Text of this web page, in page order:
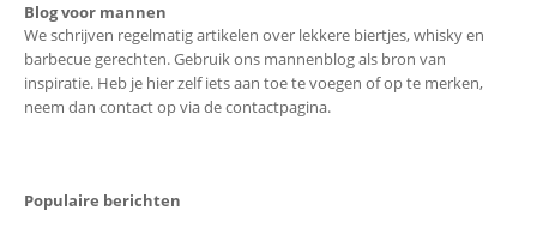
Blog voor mannen
We schrijven regelmatig artikelen over lekkere biertjes, whisky en
barbecue gerechten. Gebruik ons mannenblog als bron van
inspiratie. Heb je hier zelf iets aan toe te voegen of op te merken,
neem dan contact op via de contactpagina.
Populaire berichten